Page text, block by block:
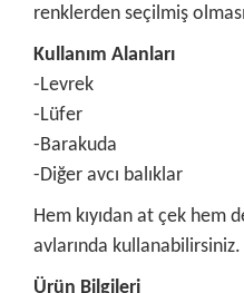
renklerden seçilmiş olması
Kullanım Alanları
-Levrek
-Lüfer
-Barakuda
-Diğer avcı balıklar
Hem kıyıdan at çek hem
avlarında kullanabilirsiniz.
Ürün Bilgileri